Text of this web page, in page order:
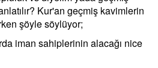
Kur'an geçmiş kavimlerin
şöyle söylüyor;
iman sahiplerinin alacağı nice